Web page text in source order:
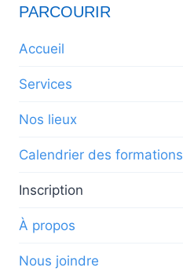
PARCOURIR
Accueil
Services
Nos lieux
Calendrier des formations
Inscription
À propos
Nous joindre